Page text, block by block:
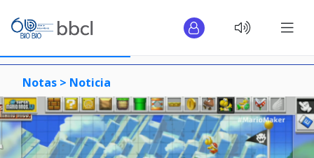
Notas > Noticia